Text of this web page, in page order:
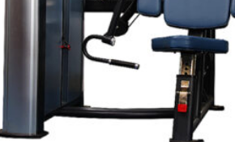
Gym chuyên dụng
Khối Tập Với Cáp
khối đa năng
Tập Đa Năng
Tập Tạ Rời
Tập Thể Lực 360
tập Home Gym